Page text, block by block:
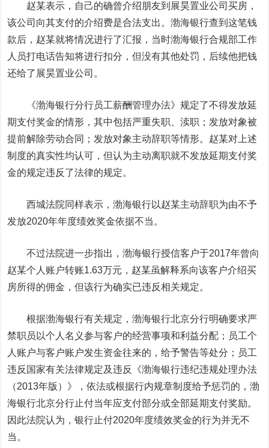
赵某表示，自己的确曾介绍朋友到展昊置业公司买房，
该公司向其支付的介绍费是合法支出。渤海银行查到这笔钱
款后，赵某就将情况进行了汇报，当时渤海银行合规部工作
人员打电话告知将进行扣分，但没有其他处罚，后续他把钱
还给了展昊置业公司。
《渤海银行分行员工薪酬管理办法》规定了不得发放延
期支付奖金的情形，其中包括严重失职、渎职；发放对象被
提前解除劳动合同；发放对象主动辞职等情形。赵某对上述
制度的真实性均认可，但认为主动离职就不发放延期支付奖
金的规定违反了法律的规定。
西城法院同样表示，渤海银行以赵某主动辞职为由不予
发放2020年年度绩效奖金依据不当。
不过法院进一步指出，渤海银行授信客户于2017年曾向
赵某个人账户转账1.63万元，赵某虽解释系向该客户介绍买
房所得的佣金，但该行为确实已违反相关规定。
根据渤海银行有关规定，渤海银行北京分行明确要求严
禁职员以个人名义参与客户的经营事项和利益分配；员工个
人账户与客户账户发生资金往来的，给予警告等处分；员工
违反国家有关法律规定及违反《渤海银行违纪违规处理办法
（2013年版）》，依法或根据行内规章制度给予惩罚的，渤
海银行北京分行止付当年应支付部分或全部延期支付奖励。
因此法院认为，银行止付2020年度绩效奖金的行为并无不
当。